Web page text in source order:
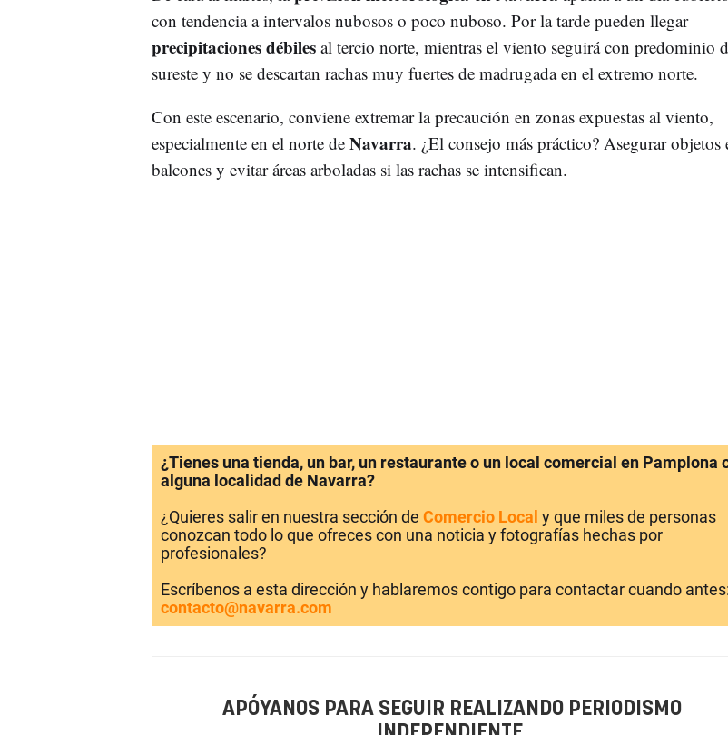
con tendencia a intervalos nubosos o poco nuboso. Por la tarde pueden llegar
precipitaciones débilesal tercio norte, mientras el viento seguirá con predominio
sureste y no se descartan rachas muy fuertes de madrugada en el extremo norte.
Con este escenario, conviene extremar la precaución en zonas expuestas al viento,
especialmente en el norte de Navarra. ¿El consejo más práctico? Asegurar objetos
balcones y evitar áreas arboladas si las rachas se intensifican.
¿Tienes una tienda, un bar, un restaurante o un local comercial en Pamplona
alguna localidad de Navarra?
¿Quieres salir en nuestra sección de Comercio Local y que miles de personas
conozcan todo lo que ofreces con una noticia y fotografías hechas por
profesionales?
Escríbenos a esta dirección y hablaremos contigo para contactar cuando antes:
contacto@navarra.com
APÓYANOS PARA SEGUIR REALIZANDO PERIODISMO